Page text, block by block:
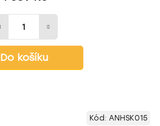
Do košíku
Kód: ANHSK015